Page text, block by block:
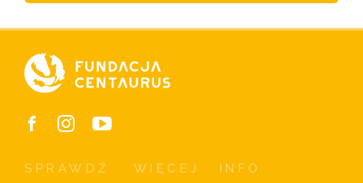
SPRAWDŹ WIĘCEJ INFO